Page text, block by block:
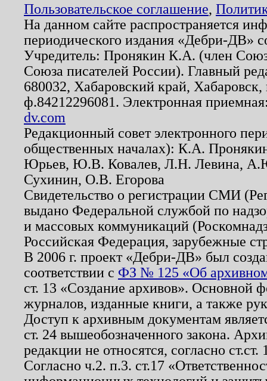
Пользовательское соглашение,
На данном сайте распространяется
периодического издания «Дебри-ДВ»
Учредитель: Пронякин К.А. (член
Союза писателей России). Главный
680032, Хабаровский край,
ф.84212296081. Электронная
dv.com
Редакционный совет электронного
общественных началах): К.А.
Юрьев, Ю.В. Ковалев, Л.Н. Левина,
Сухинин, О.В. Егорова
Свидетельство о регистрации СМИ
выдано Федеральной службой по
и массовых коммуникаций
Российская Федерация, зарубежные
В 2006 г. проект «Дебри-ДВ» был
соответствии с ФЗ № 125 «Об
ст. 13 «Создание архивов». Основной
журналов, изданные книги, а также
Доступ к архивным документам
ст. 24 вышеобозначенного закона.
редакции не относятся, согласно
Согласно ч.2. п.3. ст.17